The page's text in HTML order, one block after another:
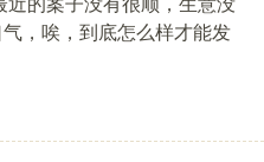
近的案子没有很顺，生意没
，唉，到底怎么样才能发